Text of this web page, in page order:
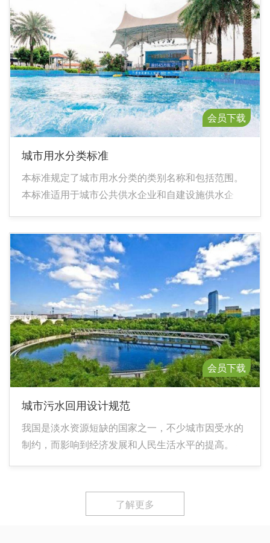
会员下载
城市用水分类标准
本标准规定了城市用水分类的类别名称和包括范围。
本标准适用于城市公共供水企业和自建设施供水企
会员下载
城市污水回用设计规范
我国是淡水资源短缺的国家之一，不少城市因受水的
制约，而影响到经济发展和人民生活水平的提高。 寻
源。近年来，一些城市陆续开展了污水回用的试验研
究和工程实践，有的正在建设或计划建设城市污水再
了解更多